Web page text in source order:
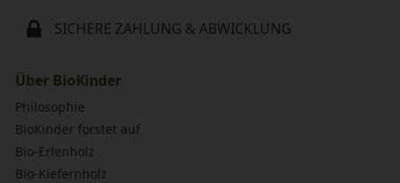
SICHERE ZAHLUNG & ABWICKLUNG
Über BioKinder
Philosophie
BioKinder forstet auf
Bio-Erlenholz
Bio-Kiefernholz